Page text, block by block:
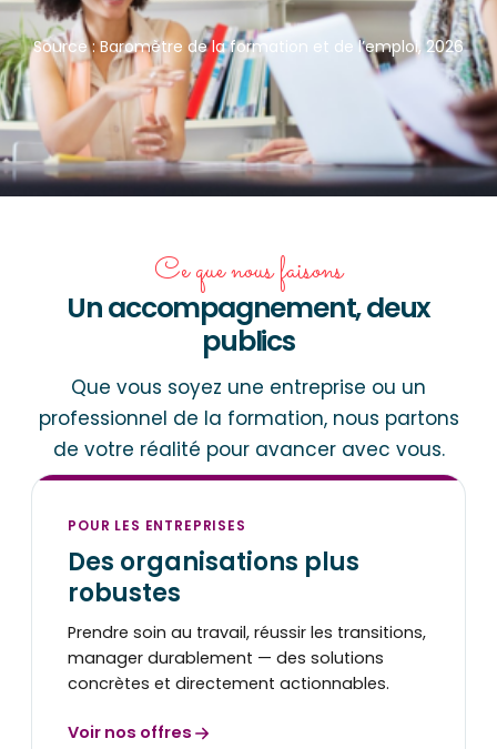
Source : Baromètre de la formation et de l’emploi, 2026
Ce que nous faisons
Un accompagnement, deux
publics
Que vous soyez une entreprise ou un
professionnel de la formation, nous partons
de votre réalité pour avancer avec vous.
POUR LES ENTREPRISES
Des organisations plus
robustes
Prendre soin au travail, réussir les transitions,
manager durablement — des solutions
concrètes et directement actionnables.
Voir nos offres